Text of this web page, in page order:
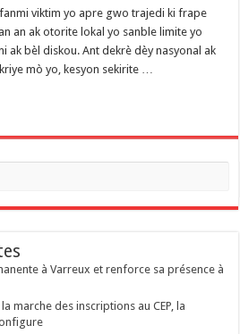
viktim yo apre gwo trajedi ki frape
an ak otorite lokal yo sanble limite yo
ak bèl diskou. Ant dekrè dèy nasyonal ak
mò yo, kesyon sekirite …
à Varreux et renforce sa présence à
marche des inscriptions au CEP, la